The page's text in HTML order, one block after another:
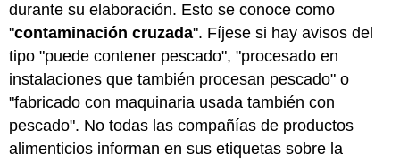
durante su elaboración. Esto se conoce como
"contaminación cruzada". Fíjese si hay avisos del
tipo "puede contener pescado", "procesado en
instalaciones que también procesan pescado" o
"fabricado con maquinaria usada también con
pescado". No todas las compañías de productos
alimenticios informan en sus etiquetas sobre la